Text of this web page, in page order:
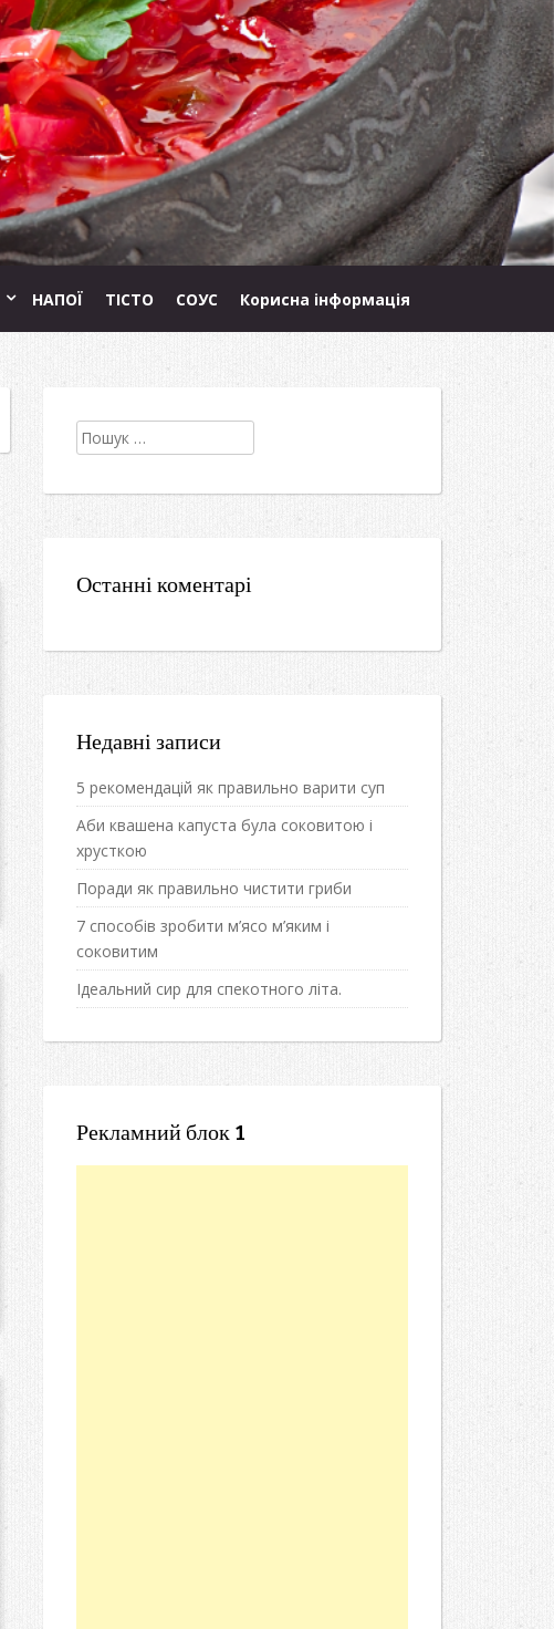
НАПОЇ ТІСТО СОУС Корисна інформація
Пошук:
Останні коментарі
Недавні записи
5 рекомендацій як правильно варити суп
Аби квашена капуста була соковитою і
хрусткою
Поради як правильно чистити гриби
7 способів зробити м’ясо м’яким і
соковитим
Ідеальний сир для спекотного літа.
Рекламний блок 1